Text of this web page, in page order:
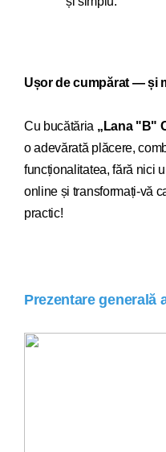
Ușor de cumpărat — și
Cu bucătăria „Lana "B"
o adevărată plăcere,
funcționalitatea, fără nici
online și transformați-vă
practic!
Prezentare generală